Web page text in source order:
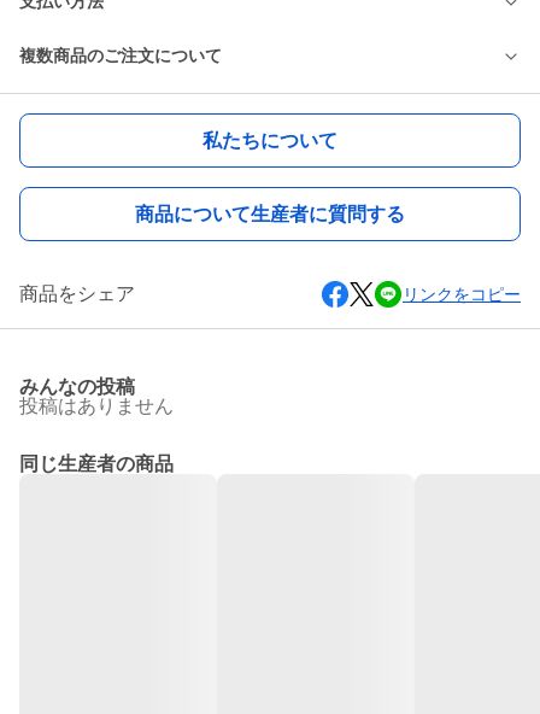
複数商品のご注文について
私たちについて
商品について生産者に質問する
商品をシェア リンクをコピー
みんなの投稿
投稿はありません
同じ生産者の商品